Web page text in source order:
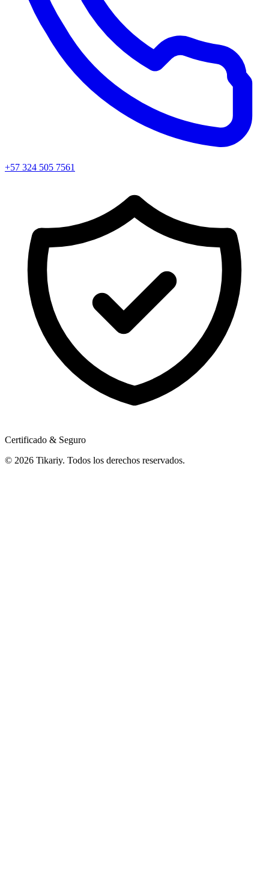
+57 324 505 7561
Certificado & Seguro
© 2026 Tikariy. Todos los derechos reservados.